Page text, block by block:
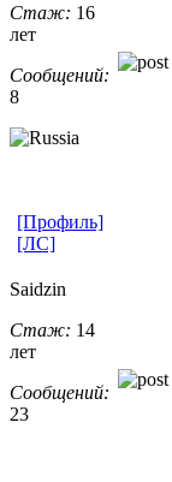
Стаж: 16
лет
Сообщений:
8
[Профиль]
[ЛС]
Saidzin
Стаж: 14
лет
Сообщений:
23